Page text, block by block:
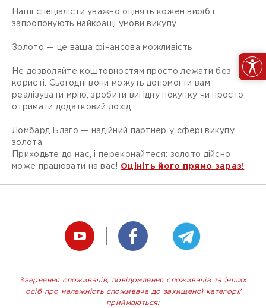
Наші спеціалісти уважно оцінять кожен виріб і
запропонують найкращі умови викупу.
Золото — це ваша фінансова можливість
Не дозволяйте коштовностям просто лежати без
користі. Сьогодні вони можуть допомогти вам
реалізувати мрію, зробити вигідну покупку чи просто
отримати додатковий дохід.
Ломбард Благо — надійний партнер у сфері викупу
золота.
Приходьте до нас, і переконайтеся: золото дійсно
може працювати на вас! Оцініть його прямо зараз!
Звернення споживачів, повідомлення споживачів та інших
осіб про належність споживача до захищеної категорії
приймаються: